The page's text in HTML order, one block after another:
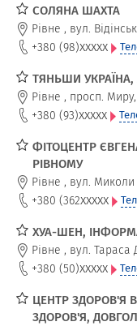
СОЛЯНА ШАХТА
Рівне , вул.
+380 (98)xxxxx
ТЯНЬШИ
Рівне , просп. Миру,
+380 (93)xxxxx
ФІТОЦЕНТР
РІВНОМУ
Рівне , вул. Миколи
+380 (362xxxxx
ХУА-ШЕН,
Рівне , вул.
+380 (50)xxxxx
ЦЕНТР ЗДОРОВ'Я
ЗДОРОВ'Я,